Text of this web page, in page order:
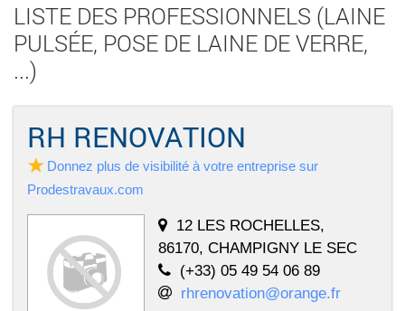
LISTE DES PROFESSIONNELS (LAINE
PULSÉE, POSE DE LAINE DE VERRE,
...)
RH RENOVATION
Donnez plus de visibilité à votre entreprise sur
Prodestravaux.com
12 LES ROCHELLES,
86170, CHAMPIGNY LE SEC
(+33) 05 49 54 06 89
rhrenovation@orange.fr